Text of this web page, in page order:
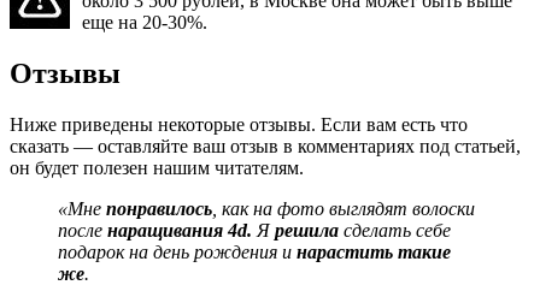
еще на 20-30%.
Отзывы
Ниже приведены некоторые отзывы. Если вам есть что
сказать — оставляйте ваш отзыв в комментариях под статьей,
он будет полезен нашим читателям.
«Мне понравилось , как на фото выглядят волоски
после наращивания 4d. Я решила сделать себе
подарок на день рождения и нарастить такие
же.